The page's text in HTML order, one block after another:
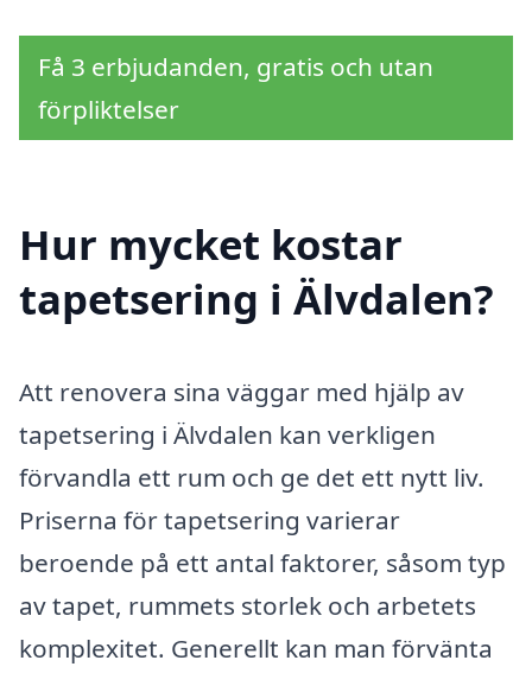
Få 3 erbjudanden, gratis och utan
förpliktelser
Hur mycket kostar
tapetsering i Älvdalen?
Att renovera sina väggar med hjälp av
tapetsering i Älvdalen kan verkligen
förvandla ett rum och ge det ett nytt liv.
Priserna för tapetsering varierar
beroende på ett antal faktorer, såsom typ
av tapet, rummets storlek och arbetets
komplexitet. Generellt kan man förvänta